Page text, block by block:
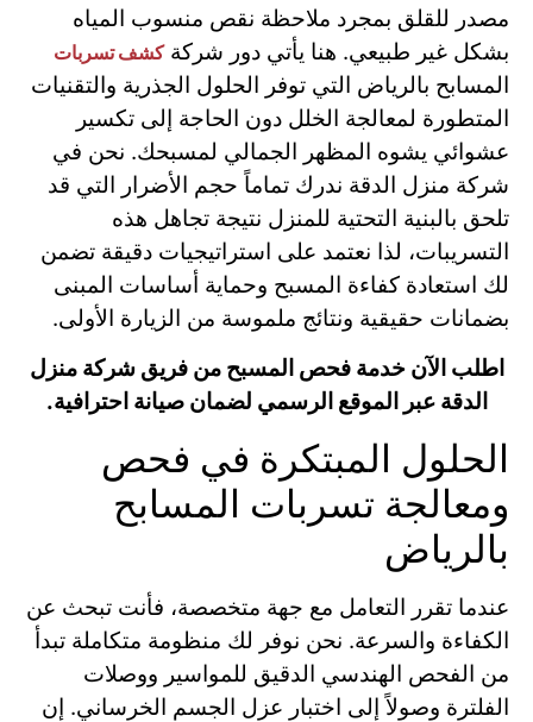
مصدر للقلق بمجرد ملاحظة نقص منسوب المياه
بشكل غير طبيعي. هنا يأتي دور شركةكشف تسربات
المسابح بالرياض التي توفر الحلول الجذرية والتقنيات
المتطورة لمعالجة الخلل دون الحاجة إلى تكسير
عشوائي يشوه المظهر الجمالي لمسبحك. نحن في
شركة منزل الدقة ندرك تماماً حجم الأضرار التي قد
تلحق بالبنية التحتية للمنزل نتيجة تجاهل هذه
التسريبات، لذا نعتمد على استراتيجيات دقيقة تضمن
لك استعادة كفاءة المسبح وحماية أساسات المبنى
بضمانات حقيقية ونتائج ملموسة من الزيارة الأولى.
اطلب الآن خدمة فحص المسبح من فريق شركة منزل
الدقة عبر الموقع الرسمي لضمان صيانة احترافية.
الحلول المبتكرة في فحص
ومعالجة تسربات المسابح
بالرياض
عندما تقرر التعامل مع جهة متخصصة، فأنت تبحث عن
الكفاءة والسرعة. نحن نوفر لك منظومة متكاملة تبدأ
من الفحص الهندسي الدقيق للمواسير ووصلات
الفلترة وصولاً إلى اختبار عزل الجسم الخرساني. إن